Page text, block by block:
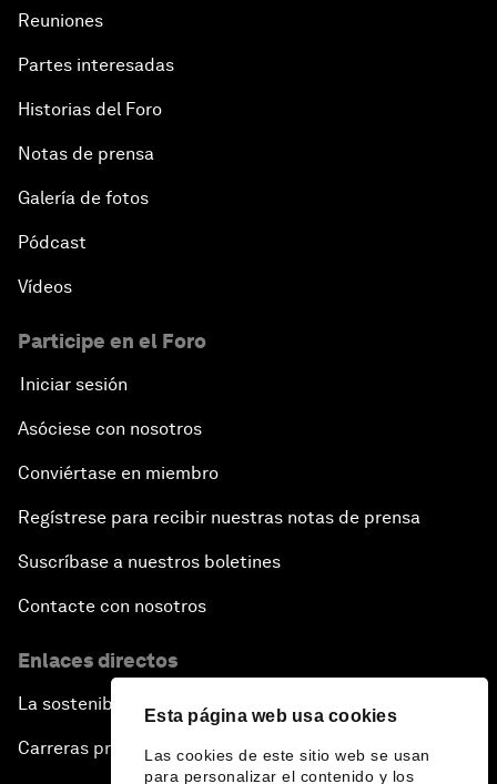
Esta página web usa cookies
Las cookies de este sitio web se usan
para personalizar el contenido y los
Reuniones
Partes interesadas
Historias del Foro
Notas de prensa
Galería de fotos
Pódcast
Vídeos
Participe en el Foro
Iniciar sesión
Asóciese con nosotros
Conviértase en miembro
Regístrese para recibir nuestras notas de prensa
Suscríbase a nuestros boletines
Contacte con nosotros
Enlaces directos
La sostenibilidad en el Foro
Carreras profesionales